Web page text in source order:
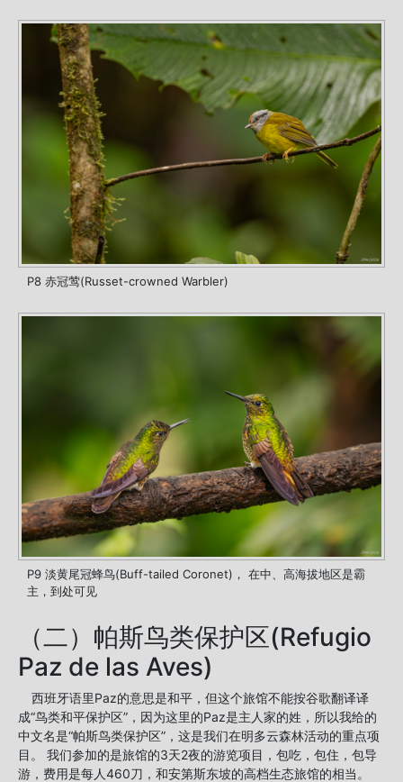
P8 赤冠莺(Russet-crowned Warbler)
P9 淡黄尾冠蜂鸟(Buff-tailed Coronet)， 在中、高海拔地区是霸
主，到处可见
（二）帕斯鸟类保护区(Refugio
Paz de las Aves)
西班牙语里Paz的意思是和平，但这个旅馆不能按谷歌翻译译
成“鸟类和平保护区”，因为这里的Paz是主人家的姓，所以我给的
中文名是“帕斯鸟类保护区”，这是我们在明多云森林活动的重点项
目。 我们参加的是旅馆的3天2夜的游览项目，包吃，包住，包导
游，费用是每人460刀，和安第斯东坡的高档生态旅馆的相当。